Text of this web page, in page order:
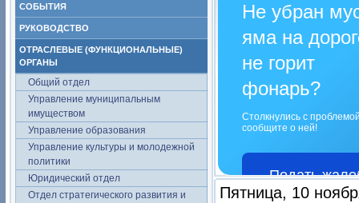
СОБЫТИЯ
РУКОВОДСТВО
ОТРАСЛЕВЫЕ (ФУНКЦИОНАЛЬНЫЕ)
ОРГАНЫ
Общий отдел
Управление муниципальным
имуществом
Управление образования
Управление культуры и молодежной
политики
Юридический отдел
Отдел стратегического развития и
Не убран
яма на
не горит
фонарь?
Столкнулись с
сообщите о ней!
Подать
Пятница, 10